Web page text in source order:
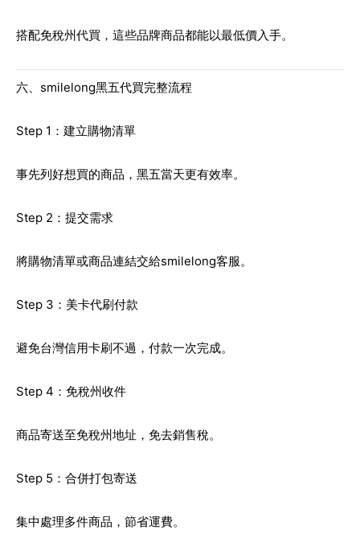
搭配免稅州代買，這些品牌商品都能以最低價入手。
六、smilelong黑五代買完整流程
Step 1：建立購物清單
事先列好想買的商品，黑五當天更有效率。
Step 2：提交需求
將購物清單或商品連結交給smilelong客服。
Step 3：美卡代刷付款
避免台灣信用卡刷不過，付款一次完成。
Step 4：免稅州收件
商品寄送至免稅州地址，免去銷售稅。
Step 5：合併打包寄送
集中處理多件商品，節省運費。